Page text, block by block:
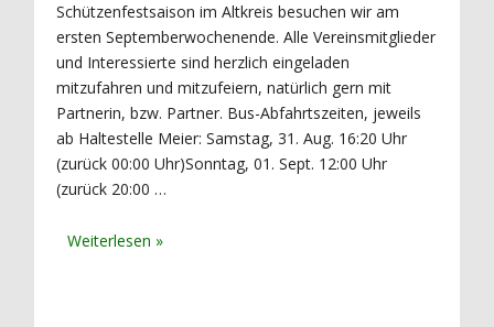
Schützenfestsaison im Altkreis besuchen wir am
ersten Septemberwochenende. Alle Vereinsmitglieder
und Interessierte sind herzlich eingeladen
mitzufahren und mitzufeiern, natürlich gern mit
Partnerin, bzw. Partner. Bus-Abfahrtszeiten, jeweils
ab Haltestelle Meier: Samstag, 31. Aug. 16:20 Uhr
(zurück 00:00 Uhr)Sonntag, 01. Sept. 12:00 Uhr
(zurück 20:00 …